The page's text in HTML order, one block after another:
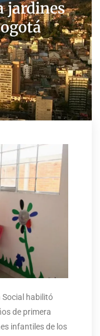
jardines
Social habilitó
de primera
infantiles de los